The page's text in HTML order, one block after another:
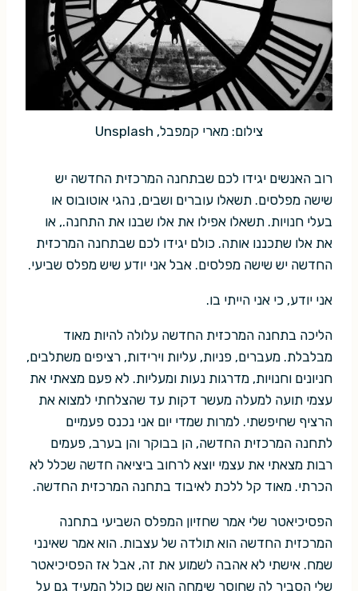
צילום: מארי קמפבל, Unsplash
רוב האנשים יגידו לכם שבתחנה המרכזית החדשה יש
שישה מפלסים. תשאלו עוברים ושבים, נהגי אוטובוס או
בעלי חנויות. תשאלו אפילו את אלו שבנו את התחנה., או
את אלו שתכננו אותה. כולם יגידו לכם שבתחנה המרכזית
החדשה יש שישה מפלסים. אבל אני יודע שיש מפלס שביעי.
אני יודע, כי אני הייתי בו.
הליכה בתחנה המרכזית החדשה עלולה להיות מאוד
מבלבלת. מעברים, פניות, עליות וירידות, רציפים משתלבים,
חניונים וחנויות, מדרגות נעות ומעליות. לא פעם מצאתי את
עצמי תועה למעלה מעשר דקות עד שהצלחתי למצוא את
הרציף שחיפשתי. למרות שמדי יום אני נכנס פעמיים
לתחנה המרכזית החדשה, הן בבוקר והן בערב, פעמים
רבות מצאתי את עצמי יוצא לרחוב ביציאה חדשה שכלל לא
הכרתי. מאוד קל ללכת לאיבוד בתחנה המרכזית החדשה.
הפסיכיאטר שלי אמר שחזיון המפלס השביעי בתחנה
המרכזית החדשה הוא תולדה של עצבות. הוא אמר שאינני
שמח. אישתי לא אהבה לשמוע את זה, אבל אז הפסיכיאטר
שלי הסביר לה שחוסר שימחה הוא שם כולל המעיד גם על